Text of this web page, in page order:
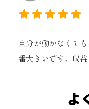
自分が動かなくて
番大きいです。収
よ